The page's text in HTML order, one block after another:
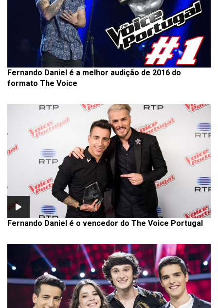
Fernando Daniel é a melhor audição de 2016 do
formato The Voice
Fernando Daniel é o vencedor do The Voice Portugal